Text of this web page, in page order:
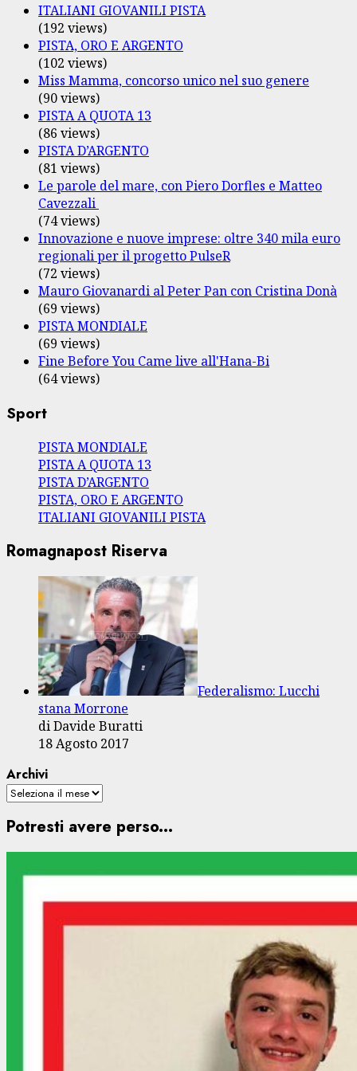
ITALIANI GIOVANILI PISTA
(192 views)
PISTA, ORO E ARGENTO
(102 views)
Miss Mamma, concorso unico nel suo genere
(90 views)
PISTA A QUOTA 13
(86 views)
PISTA D’ARGENTO
(81 views)
Le parole del mare, con Piero Dorfles e Matteo
Cavezzali
(74 views)
Innovazione e nuove imprese: oltre 340 mila euro
regionali per il progetto PulseR
(72 views)
Mauro Giovanardi al Peter Pan con Cristina Donà
(69 views)
PISTA MONDIALE
(69 views)
Fine Before You Came live all'Hana-Bi
(64 views)
Sport
PISTA MONDIALE
PISTA A QUOTA 13
PISTA D’ARGENTO
PISTA, ORO E ARGENTO
ITALIANI GIOVANILI PISTA
Romagnapost Riserva
Federalismo: Lucchi
stana Morrone
di Davide Buratti
18 Agosto 2017
Archivi
Potresti avere perso...